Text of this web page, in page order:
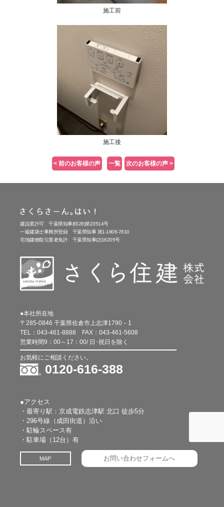
施工前
施工後
< 前のお客様の声 一覧 次のお客様の声 >
建設業許可 千葉県知事(特28)第23514号
一級建築士事務所登録 千葉県知事 第1-1806-7810
宅地建物取引業者免許 千葉県知事(2)16205号
●本社所在地
〒285-0846 千葉県佐倉市上志津1790－1
TEL： 043-461-8888 FAX： 043-461-5608
営業時間9：00～17：00/ 日･祝日を除く
お気軽にご相談ください。
0120-616-388
●アクセス
・最寄り駅：京成電鉄志津駅 北口 徒歩5分
・296号線（成田街道）沿い
・駐輪スペース有
・駐車場（12台）有
MAP お問い合わせフォームへ